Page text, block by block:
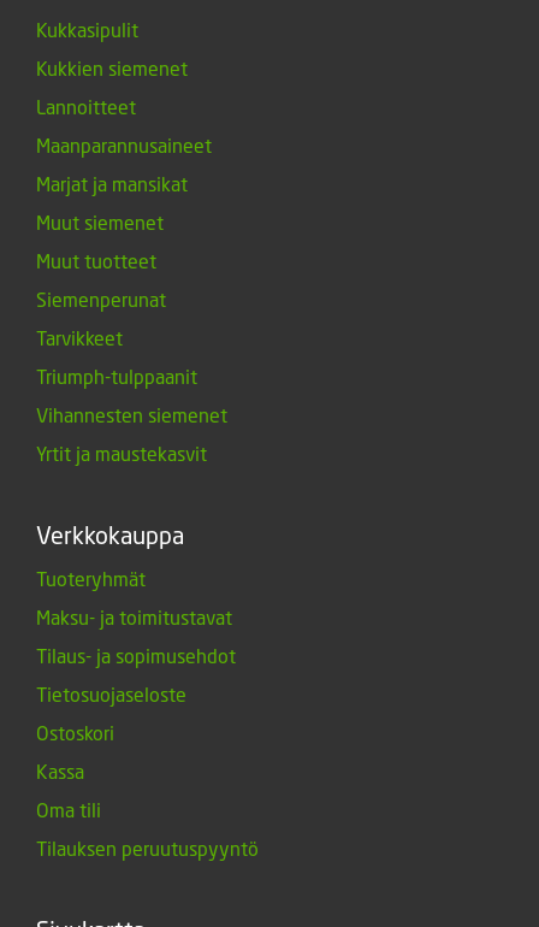
Kukkasipulit
Kukkien siemenet
Lannoitteet
Maanparannusaineet
Marjat ja mansikat
Muut siemenet
Muut tuotteet
Siemenperunat
Tarvikkeet
Triumph-tulppaanit
Vihannesten siemenet
Yrtit ja maustekasvit
Verkkokauppa
Tuoteryhmät
Maksu- ja toimitustavat
Tilaus- ja sopimusehdot
Tietosuojaseloste
Ostoskori
Kassa
Oma tili
Tilauksen peruutuspyyntö